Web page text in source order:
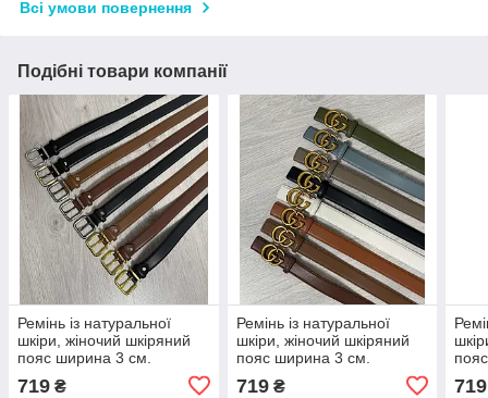
Всі умови повернення
Подібні товари компанії
Ремінь із натуральної
шкіри, жіночий шкіряний
пояс ширина 3 см.
719 ₴
Ремінь із натуральної
шкіри, жіночий шкіряний
пояс ширина 3 см.
719₴ 719